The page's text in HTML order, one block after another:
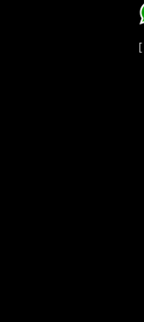
[